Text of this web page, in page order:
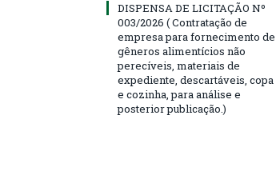
DISPENSA DE LICITAÇÃO Nº
003/2026 ( Contratação de
empresa para fornecimento de
gêneros alimentícios não
perecíveis, materiais de
expediente, descartáveis, copa
e cozinha, para análise e
posterior publicação.)